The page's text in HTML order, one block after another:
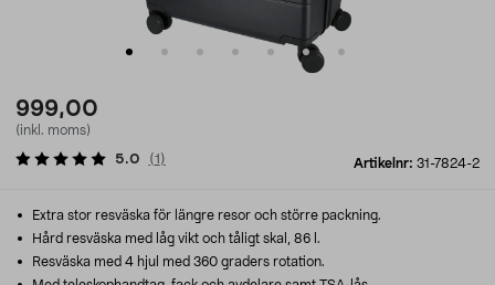
999,00
(inkl. moms)
Artikelnr: 31-7824-2
5.0 (1 )
Extra stor resväska för längre resor och större packning.
Hård resväska med låg vikt och tåligt skal, 86 l.
Resväska med 4 hjul med 360 graders rotation.